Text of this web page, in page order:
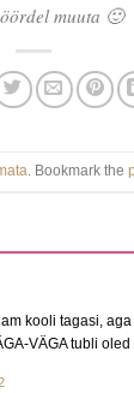
muuta 🙂
. Bookmark the
kooli tagasi,
VÄGA tubli oled